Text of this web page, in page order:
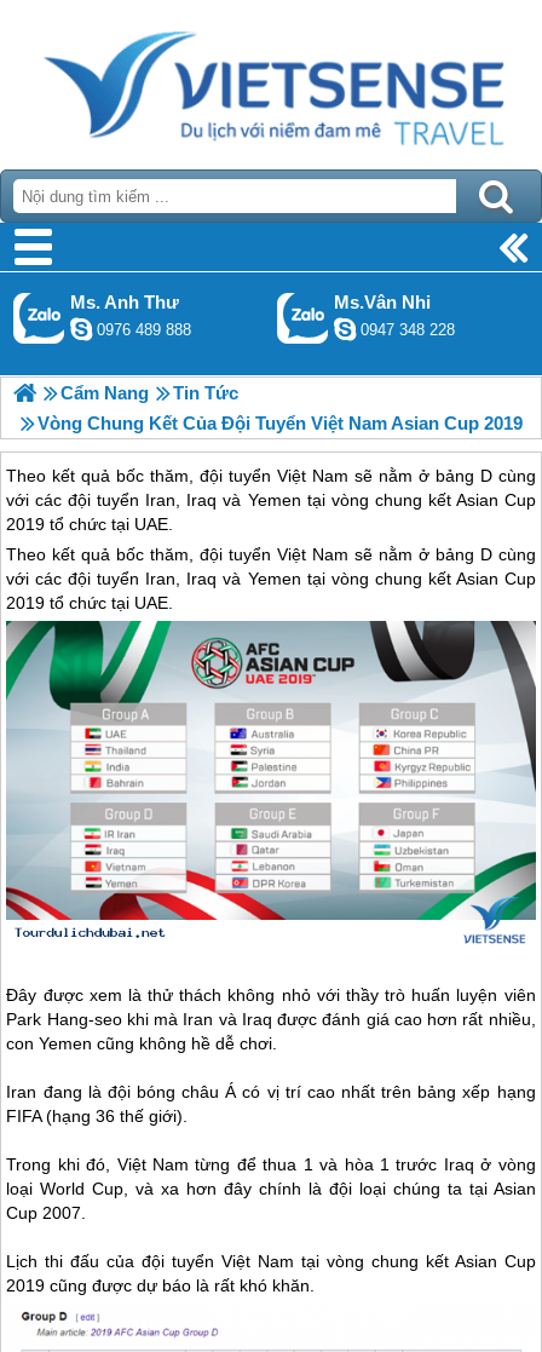
Ms. Anh Thư
0976 489 888
Ms.Vân Nhi
0947 348 228
Cẩm Nang
Tin Tức
Vòng Chung Kết Của Đội Tuyển Việt Nam Asian Cup 2019
Theo kết quả bốc thăm, đội tuyển Việt Nam sẽ nằm ở bảng D cùng
với các đội tuyển Iran, Iraq và Yemen tại vòng chung kết Asian Cup
2019 tổ chức tại UAE.
Theo kết quả bốc thăm, đội tuyển Việt Nam sẽ nằm ở bảng D cùng
với các đội tuyển Iran, Iraq và Yemen tại vòng chung kết Asian Cup
2019 tổ chức tại UAE.
Đây được xem là thử thách không nhỏ với thầy trò huấn luyện viên
Park Hang-seo khi mà Iran và Iraq được đánh giá cao hơn rất nhiều,
con Yemen cũng không hề dễ chơi.
Iran đang là đội bóng châu Á có vị trí cao nhất trên bảng xếp hạng
FIFA (hạng 36 thế giới).
Trong khi đó, Việt Nam từng để thua 1 và hòa 1 trước Iraq ở vòng
loại World Cup, và xa hơn đây chính là đội loại chúng ta tại Asian
Cup 2007.
Lịch thi đấu của đội tuyển Việt Nam tại vòng chung kết Asian Cup
2019 cũng được dự báo là rất khó khăn.